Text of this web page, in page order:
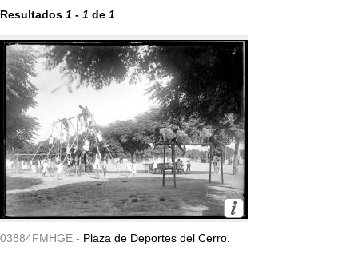
Resultados 1 - 1 de 1
03884FMHGE - Plaza de Deportes del Cerro.